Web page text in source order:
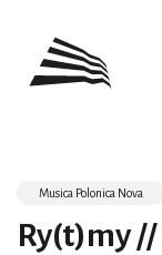
Musica Polonica Nova
Ry(t)my